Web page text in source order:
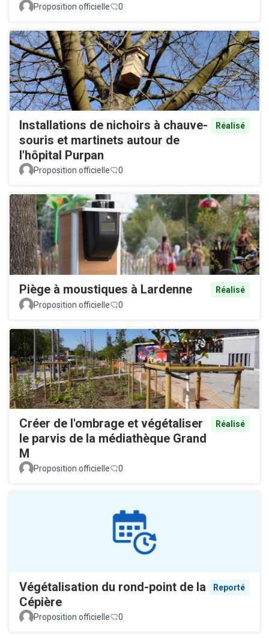
Proposition officielle 0
Installations de nichoirs à chauve-
souris et martinets autour de
l'hôpital Purpan
Réalisé
Proposition officielle 0
Piège à moustiques à Lardenne
Réalisé
Proposition officielle
0
Créer de l'ombrage et végétaliser
le parvis de la médiathèque Grand
M
Réalisé
Proposition officielle 0
Végétalisation du rond-point de la
Cépière
Reporté
Proposition officielle 0